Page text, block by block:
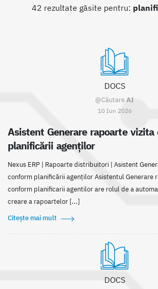
42 rezultate găsite pentru:
DOCS
@CăutareAI
10 Iun 2026
Asistent Generare rapoarte vizita
planificării agenților
Nexus ERP | Rapoarte distribuitori | Asistent
conform planificării agenților Asistentul Generare
conform planificarii agentilor are rolul de a
creare a rapoartelor [...]
Citește mai mult
DOCS